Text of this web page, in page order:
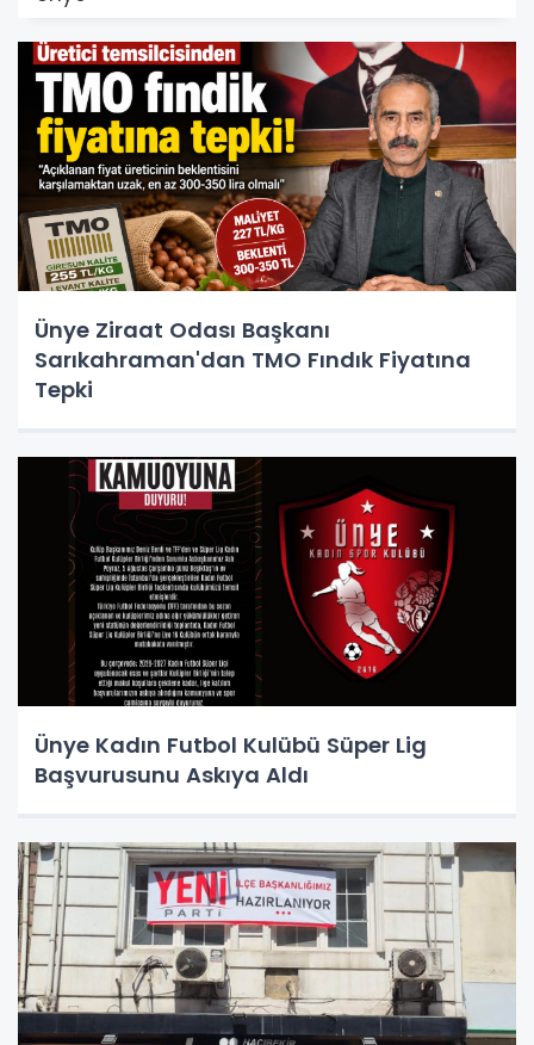
Ünye Ziraat Odası Başkanı
Sarıkahraman'dan TMO Fındık Fiyatına
Tepki
Ünye Kadın Futbol Kulübü Süper Lig
Başvurusunu Askıya Aldı